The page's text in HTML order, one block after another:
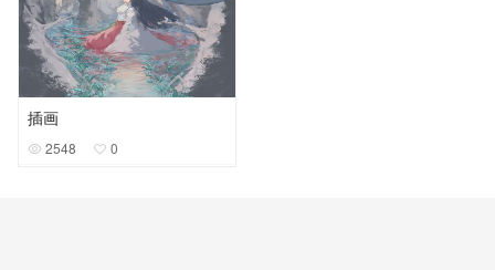
插画
2548 0